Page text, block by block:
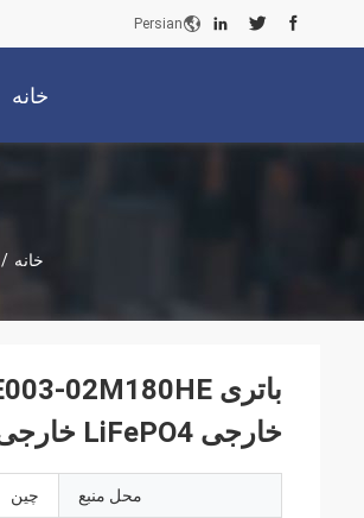
Persian
خانه
خانه /
خارجی LiFePO4 خارجی
محل منبع چين